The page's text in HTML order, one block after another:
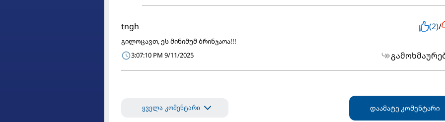
tngh (2)/
გილოცავთ, ეს მინიმუმ ბრინჯაოა!!!
3:07:10 PM 9/11/2025
ყველა კომენტარი დაამატე კომენტარი